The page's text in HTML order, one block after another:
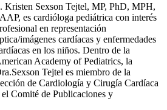
Kristen Sexson Tejtel, MP, PhD, MPH,
es cardióloga pediátrica con interés
en representación
imágenes cardíacas y enfermedades
en los niños. Dentro de la
Academy of Pediatrics, la
Tejtel es miembro de la
de Cardiología y Cirugía Cardíaca
Comité de Publicaciones y